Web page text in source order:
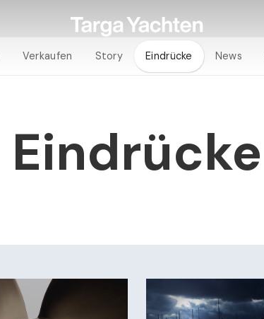
Verkaufen Story Eindrücke News
Eindrücke